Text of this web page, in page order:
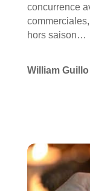
concurrence
hors saison…
William Guillo